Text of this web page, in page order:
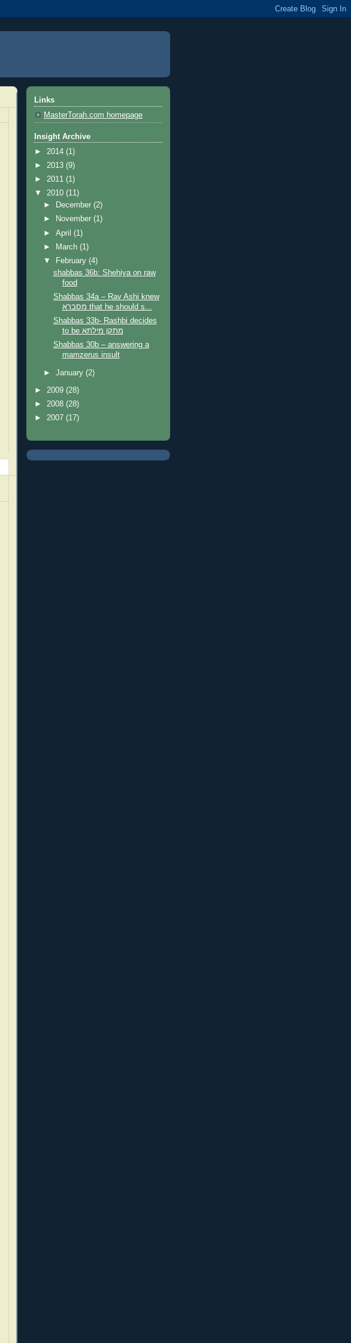
Links
MasterTorah.com homepage
Insight Archive
► 2014 (1)
► 2013 (9)
► 2011 (1)
▼ 2010 (11)
►
December(2)
►
November(1)
►April(1)
►
March(1)
▼
February(4)
shabbas 36b: Shehiya on raw
food
Shabbas 34a – Rav Ashi knew
מסברא that he should s...
Shabbas 33b- Rashbi decides
to be מתקן מילתא
Shabbas 30b – answering a
mamzerus insult
►January(2)
► 2009 (28)
► 2008 (28)
► 2007 (17)